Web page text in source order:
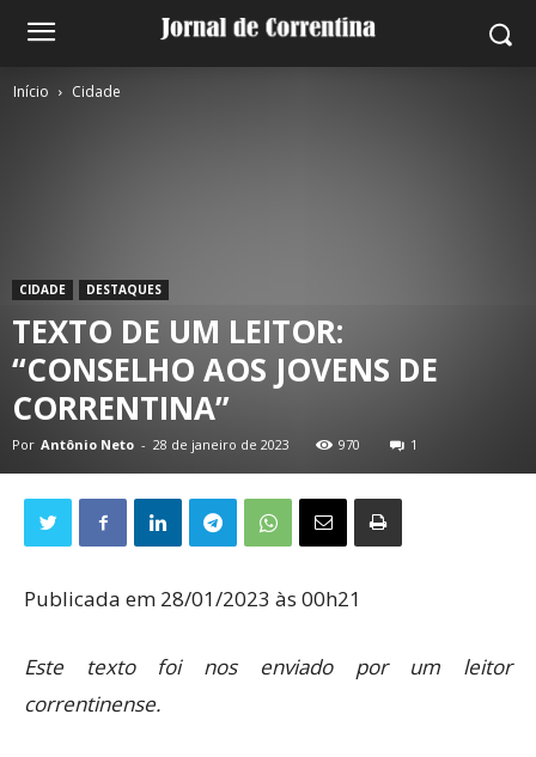
Início Cidade
CIDADE DESTAQUES
TEXTO DE UM LEITOR:
“CONSELHO AOS JOVENS DE
CORRENTINA”
Por Antônio Neto - 28 de janeiro de 2023 970 1
Publicada em 28/01/2023 às 00h21
Este texto foi nos enviado por um leitor
correntinense.